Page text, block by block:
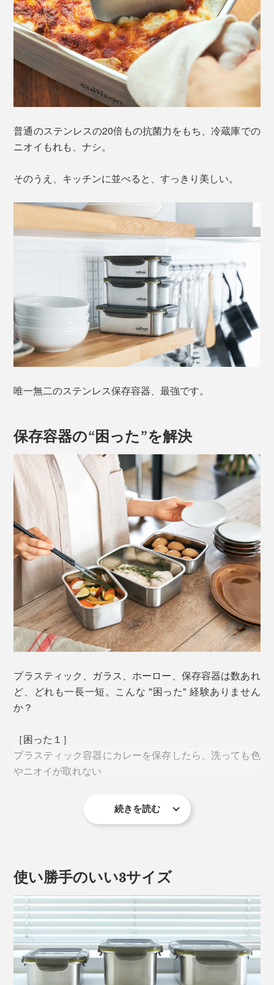
普通のステンレスの20倍もの抗菌力をもち、冷蔵庫での
ニオイもれも、ナシ。
そのうえ、キッチンに並べると、すっきり美しい。
唯一無二のステンレス保存容器、最強です。
保存容器の“困った”を解決
プラスティック、ガラス、ホーロー、保存容器は数あれ
ど、どれも一長一短。こんな "困った" 経験ありません
か？
［困った１］
プラスティック容器にカレーを保存したら、洗っても色
やニオイが取れない
がってしまった
［困った３］
おしゃれ優先でガラス容器を揃えたものの、重くてかさ
ばるので、使わなくなってしまった
［困った４］
ホーロー容器が気に入っているけれど、端っこが欠けた
続きを読む
使い勝手のいい3サイズ